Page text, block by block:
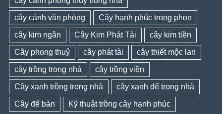
cây cảnh văn phòng Cây hạnh phúc trong phon
cây kim ngân Cây Kim Phát Tài cây kim tiền
Cây phong thuỷ cây phát tài cây thiết mộc lan
cây trồng trong nhà cây trồng viền
Cây xanh trồng trong nhà cây xanh để trong nhà
Cây để bàn Kỹ thuật trồng cây hạnh phúc